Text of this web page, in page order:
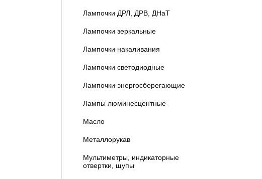
Лампочки ДРЛ, ДРВ, ДНаТ
Лампочки зеркальные
Лампочки накаливания
Лампочки светодиодные
Лампочки энергосберегающие
Лампы люминесцентные
Масло
Металлорукав
Мультиметры, индикаторные
отвертки, щупы